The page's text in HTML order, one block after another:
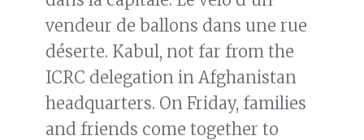
vendeur de ballons dans une rue
déserte. Kabul, not far from the
ICRC delegation in Afghanistan
headquarters. On Friday, families
and friends come together to